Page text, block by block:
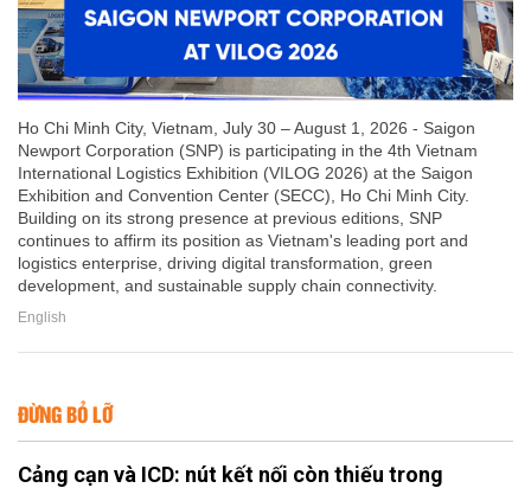
Ho Chi Minh City, Vietnam, July 30 – August 1, 2026 - Saigon
Newport Corporation (SNP) is participating in the 4th Vietnam
International Logistics Exhibition (VILOG 2026) at the Saigon
Exhibition and Convention Center (SECC), Ho Chi Minh City.
Building on its strong presence at previous editions, SNP
continues to affirm its position as Vietnam's leading port and
logistics enterprise, driving digital transformation, green
development, and sustainable supply chain connectivity.
English
ĐỪNG BỎ LỠ
Cảng cạn và ICD: nút kết nối còn thiếu trong